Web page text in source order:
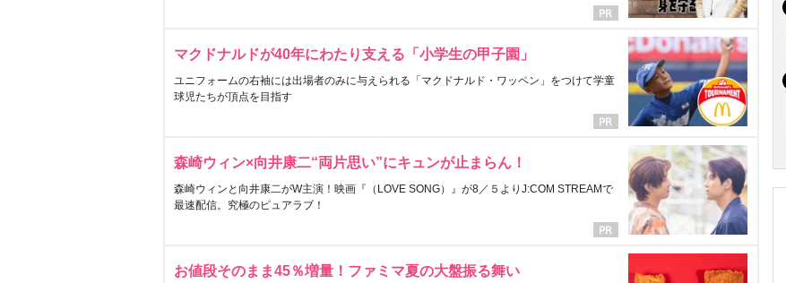
マクドナルドが40年にわたり支える「小学生の甲子園」
ユニフォームの右袖には出場者のみに与えられる「マクドナルド・ワッペン」をつけて学童
球児たちが頂点を目指す
森崎ウィン×向井康二“両片思い”にキュンが止まらん！
森崎ウィンと向井康二がW主演！映画『（LOVE SONG）』が8／５よりJ:COM STREAMで
最速配信。究極のピュアラブ！
お値段そのまま45％増量！ファミマ夏の大盤振る舞い